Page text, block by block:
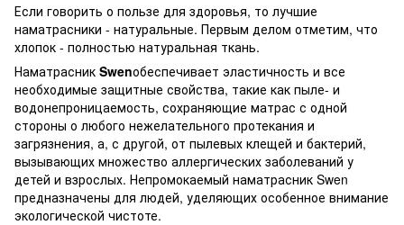
Если говорить о пользе для здоровья, то лучшие
наматрасники - натуральные. Первым делом отметим, что
хлопок - полностью натуральная ткань.
Наматрасник Swenобеспечивает эластичность и все
необходимые защитные свойства, такие как пыле- и
водонепроницаемость, сохраняющие матрас с одной
стороны о любого нежелательного протекания и
загрязнения, а, с другой, от пылевых клещей и бактерий,
вызывающих множество аллергических заболеваний у
детей и взрослых. Непромокаемый наматрасник Swen
предназначены для людей, уделяющих особенное внимание
экологической чистоте.